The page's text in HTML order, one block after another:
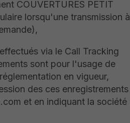
COUVERTURES PETIT
lorsqu'une transmission à
via le Call Tracking
sont pour l'usage de
en vigueur,
des ces enregistrements
et en indiquant la société